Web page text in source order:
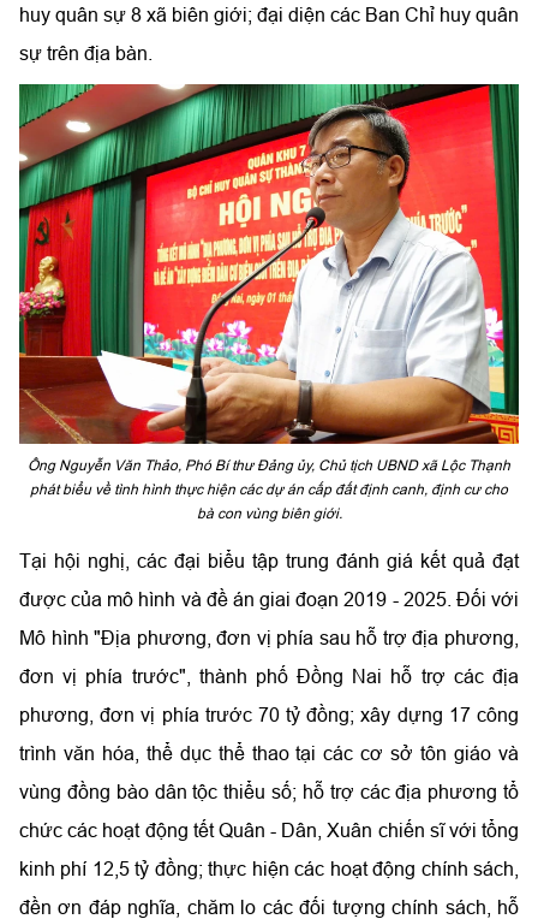
huy quân sự 8 xã biên giới; đại diện các Ban Chỉ huy quân
sự trên địa bàn.
Ông Nguyễn Văn Thảo, Phó Bí thư Đảng ủy, Chủ tịch UBND xã Lộc Thạnh
phát biểu về tình hình thực hiện các dự án cấp đất định canh, định cư cho
bà con vùng biên giới.
Tại hội nghị, các đại biểu tập trung đánh giá kết quả đạt
được của mô hình và đề án giai đoạn 2019 - 2025. Đối với
Mô hình "Địa phương, đơn vị phía sau hỗ trợ địa phương,
đơn vị phía trước", thành phố Đồng Nai hỗ trợ các địa
phương, đơn vị phía trước 70 tỷ đồng; xây dựng 17 công
trình văn hóa, thể dục thể thao tại các cơ sở tôn giáo và
vùng đồng bào dân tộc thiểu số; hỗ trợ các địa phương tổ
chức các hoạt động tết Quân - Dân, Xuân chiến sĩ với tổng
kinh phí 12,5 tỷ đồng; thực hiện các hoạt động chính sách,
đền ơn đáp nghĩa, chăm lo các đối tượng chính sách, hỗ